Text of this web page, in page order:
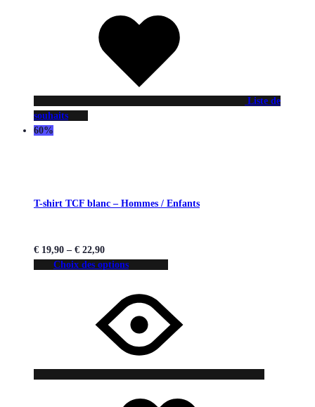
Liste de
souhaits
60%
T-shirt TCF blanc – Hommes / Enfants
€ 19,90 – € 22,90
Choix des options